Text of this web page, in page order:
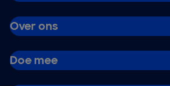
Over ons
Doe mee